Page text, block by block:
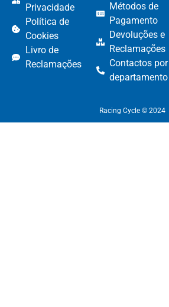
Privacidade
Política de
Cookies
Livro de
Reclamações
Métodos de
Pagamento​
Devoluções e
Reclamações​
Contactos por
departamento​
Racing Cycle © 2024